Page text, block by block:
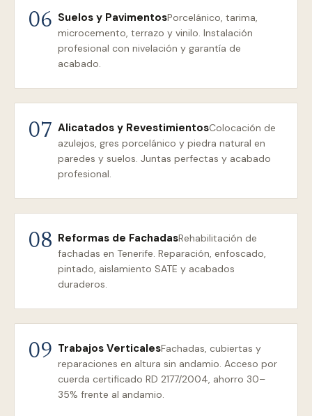
06 Suelos y PavimentosPorcelánico, tarima,
microcemento, terrazo y vinilo. Instalación
profesional con nivelación y garantía de
acabado.
07 Alicatados y RevestimientosColocación de
azulejos, gres porcelánico y piedra natural en
paredes y suelos. Juntas perfectas y acabado
profesional.
08 Reformas de FachadasRehabilitación de
fachadas en Tenerife. Reparación, enfoscado,
pintado, aislamiento SATE y acabados
duraderos.
09 Trabajos VerticalesFachadas, cubiertas y
reparaciones en altura sin andamio. Acceso por
cuerda certificado RD 2177/2004, ahorro 30–
35% frente al andamio.